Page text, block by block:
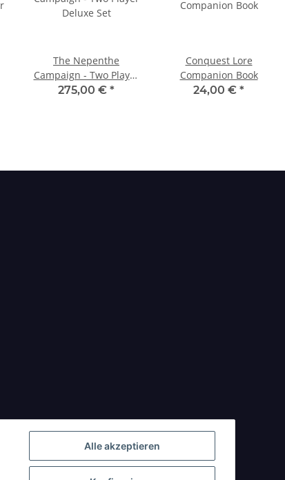
The Nepenthe
Campaign - Two Player
Deluxe Set
275,00 € *
Conquest Lore
Companion Book
24,00 € *
Alle akzeptieren